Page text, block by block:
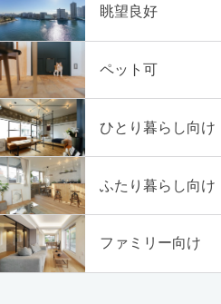
眺望良好
ペット可
ひとり暮らし向け
ふたり暮らし向け
ファミリー向け